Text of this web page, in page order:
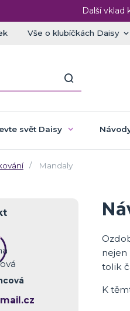
Další vklad
Vše o klubíčkách Daisy
svět Daisy
Mandaly
nejen
tolik
K